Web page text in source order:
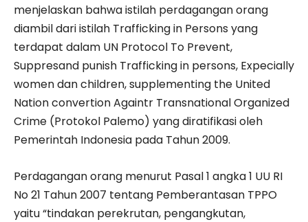
menjelaskan bahwa istilah perdagangan orang
diambil dari istilah Trafficking in Persons yang
terdapat dalam UN Protocol To Prevent,
Suppresand punish Trafficking in persons, Expecially
women dan children, supplementing the United
Nation convertion Againtr Transnational Organized
Crime (Protokol Palemo) yang diratifikasi oleh
Pemerintah Indonesia pada Tahun 2009.
Perdagangan orang menurut Pasal 1 angka 1 UU RI
No 21 Tahun 2007 tentang Pemberantasan TPPO
yaitu “tindakan perekrutan, pengangkutan,